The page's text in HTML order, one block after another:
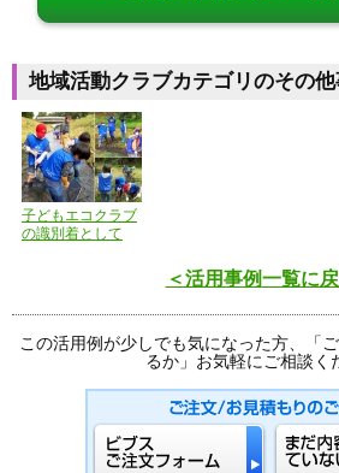
地域活動クラブカテゴリのその他
子どもエコクラブ
の識別着として
＜活用事例一覧に
この活用例が少しでも気になった方、「
るか」お気軽にご相談く